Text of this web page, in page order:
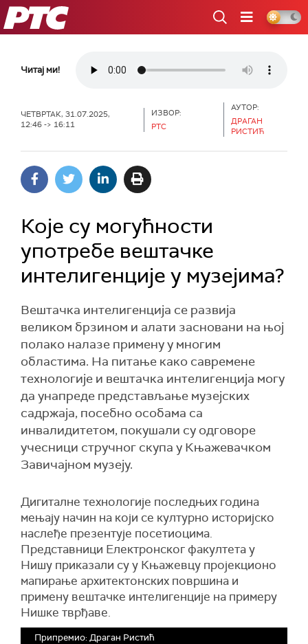
РТС
Читај ми!
ЧЕТВРТАК, 31.07.2025,
12:46 -> 16:11
ИЗВОР:
РТС
АУТОР:
ДРАГАН
РИСТИЋ
Које су могућности
употребе вештачке
интелигенције у музејима?
Вештачка интелигенција се развија
великом брзином и алати засновани на њој
полако налазе примену у многим
областима. На питање како савремене
технологије и вештачка интелигенција могу
да унапреде представљање музејских
садржаја, посебно особама са
инвалидитетом, покушали су одговоре
учесници стручног скупа у Књажевачком
Завичајном музеју.
Дигиталне технологије последњих година
мењају начин на који се културно историјско
наслеђе презентује посетиоцима.
Представници Електронског факултета у
Нишу приказали су у Књажевцу пројекционо
мапирање архитектонских површина и
примену вештачке интелигенције на примеру
Нишке тврђаве.
Припремио: Драган Ристић